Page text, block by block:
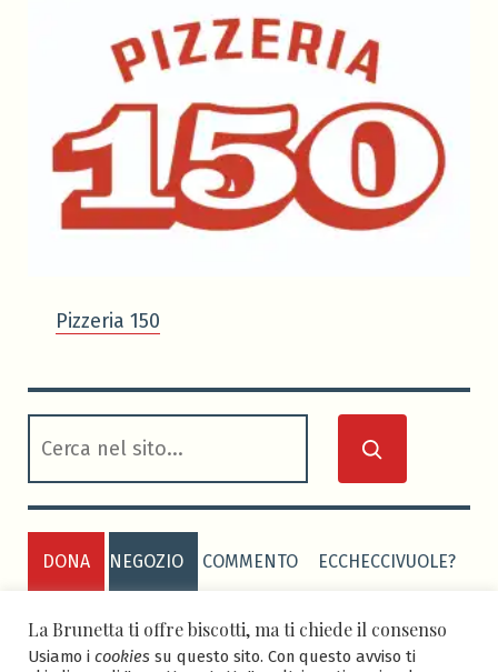
Pizzeria 150
DONA NEGOZIO COMMENTO ECCHECCIVUOLE?
PRIVACY POLICY COOKIE POLICY
La Brunetta ti offre biscotti, ma ti chiede il consenso
Usiamo i cookies su questo sito. Con questo avviso ti